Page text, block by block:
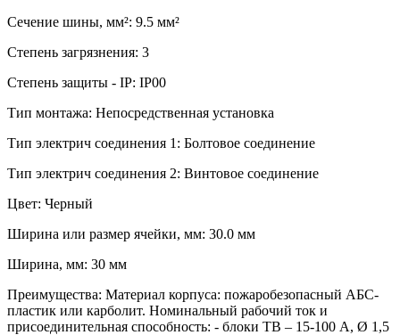
Сечение шины, мм²: 9.5 мм²
Степень загрязнения: 3
Степень защиты - IP: IP00
Тип монтажа: Непосредственная установка
Тип электрич соединения 1: Болтовое соединение
Тип электрич соединения 2: Винтовое соединение
Цвет: Черный
Ширина или размер ячейки, мм: 30.0 мм
Ширина, мм: 30 мм
Преимущества: Материал корпуса: пожаробезопасный АБС-
пластик или карболит. Номинальный рабочий ток и
присоединительная способность: - блоки ТВ – 15-100 А, Ø 1,5